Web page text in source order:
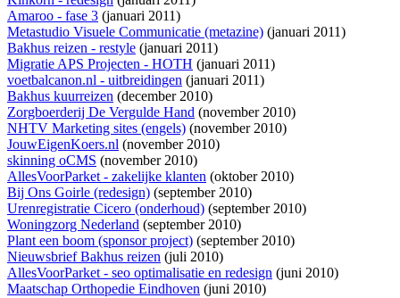
Amaroo - fase 3 (januari 2011)
Metastudio Visuele Communicatie (metazine) (januari 2011)
Bakhus reizen - restyle (januari 2011)
Migratie APS Projecten - HOTH (januari 2011)
voetbalcanon.nl - uitbreidingen (januari 2011)
Bakhus kuurreizen (december 2010)
Zorgboerderij De Vergulde Hand (november 2010)
NHTV Marketing sites (engels) (november 2010)
JouwEigenKoers.nl (november 2010)
skinning oCMS (november 2010)
AllesVoorParket - zakelijke klanten (oktober 2010)
Bij Ons Goirle (redesign) (september 2010)
Urenregistratie Cicero (onderhoud) (september 2010)
Woningzorg Nederland (september 2010)
Plant een boom (sponsor project) (september 2010)
Nieuwsbrief Bakhus reizen (juli 2010)
AllesVoorParket - seo optimalisatie en redesign (juni 2010)
Maatschap Orthopedie Eindhoven (juni 2010)